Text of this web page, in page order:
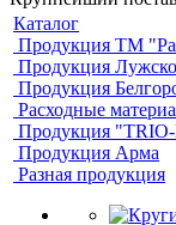
Каталог
Продукция ТМ
Продукция
Продукция
Расходные
Продукция
Продукция Арма
Разная продукция